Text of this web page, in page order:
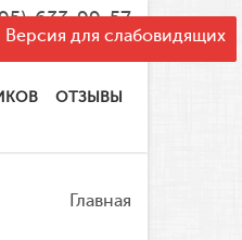
633-99-57
ОТЗЫВЫ
Главная
Версия для слабовидящих